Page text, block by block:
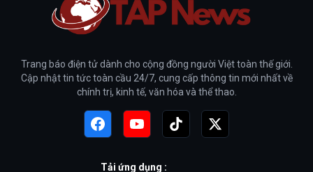
Trang báo điện tử dành cho cộng đồng người Việt toàn thế giới.
Cập nhật tin tức toàn cầu 24/7, cung cấp thông tin mới nhất về
chính trị, kinh tế, văn hóa và thể thao.
Tải ứng dụng :